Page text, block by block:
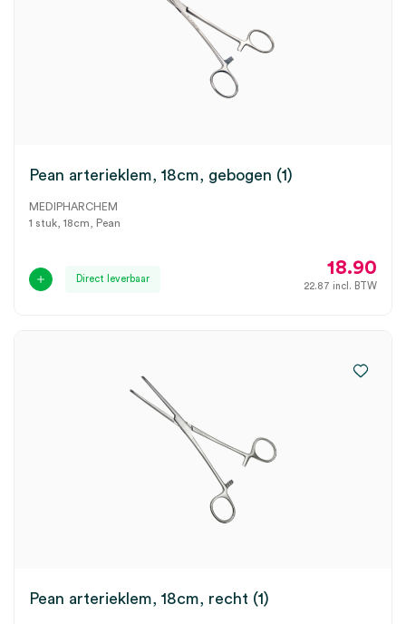
Pean arterieklem, 18cm, gebogen (1)
MEDIPHARCHEM
1 stuk, 18cm, Pean
Direct leverbaar
18.90
22.87 incl. BTW
Pean arterieklem, 18cm, recht (1)